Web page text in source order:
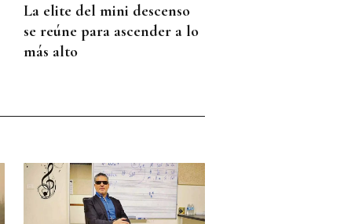
La elite del mini descenso
se reúne para ascender a lo
más alto